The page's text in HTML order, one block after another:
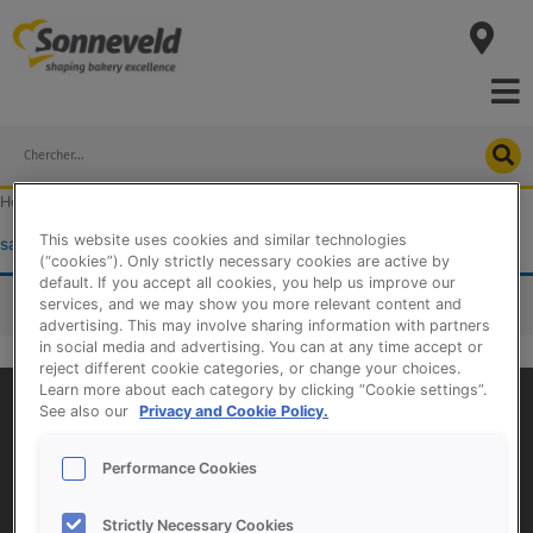
to
content
Search
Home
savarins
No products were found matching your selection.
This website uses cookies and similar technologies
(“cookies”). Only strictly necessary cookies are active by
default. If you accept all cookies, you help us improve our
services, and we may show you more relevant content and
advertising. This may involve sharing information with partners
in social media and advertising. You can at any time accept or
reject different cookie categories, or change your choices.
Learn more about each category by clicking “Cookie settings”.
See also our
Privacy and Cookie Policy.
Performance Cookies
Strictly Necessary Cookies